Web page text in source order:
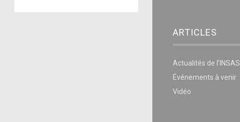
ARTICLES
Actualités de l’INSAS
Événements à venir
Vidéo